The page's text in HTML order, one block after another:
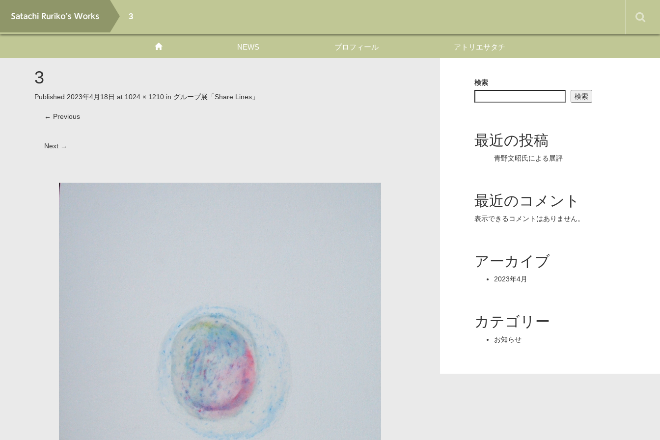
3
NEWS プロフィール アトリエサタチ
3
Published 2023年4月18日 at 1024 × 1210 in グループ展「Share Lines」
← Previous
Next →
検索
検索
最近の投稿
青野文昭氏による展評
最近のコメント
表示できるコメントはありません。
アーカイブ
2023年4月
カテゴリー
お知らせ